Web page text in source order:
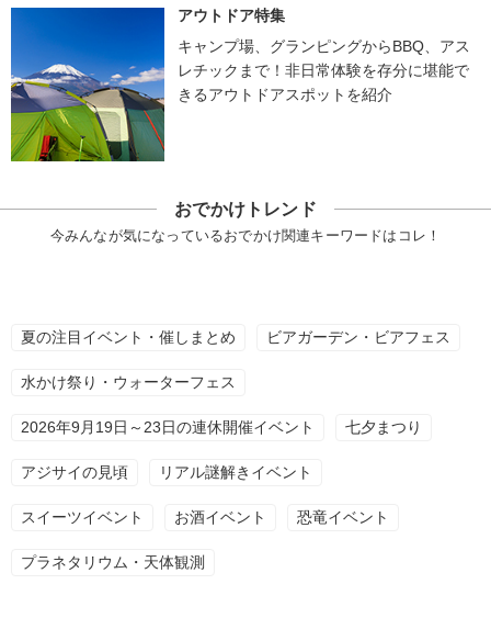
アウトドア特集
キャンプ場、グランピングからBBQ、アス
レチックまで！非日常体験を存分に堪能で
きるアウトドアスポットを紹介
おでかけトレンド
今みんなが気になっているおでかけ関連キーワードはコレ！
夏の注目イベント・催しまとめ ビアガーデン・ビアフェス
水かけ祭り・ウォーターフェス
2026年9月19日～23日の連休開催イベント 七夕まつり
アジサイの見頃 リアル謎解きイベント
スイーツイベント お酒イベント 恐竜イベント
プラネタリウム・天体観測